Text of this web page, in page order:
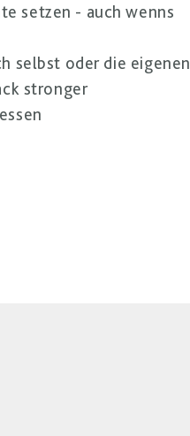
setzen - auch wenns
selbst oder die eigenen
stronger